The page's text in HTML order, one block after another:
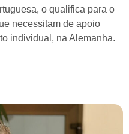
o qualifica para o
necessitam de apoio
individual, na Alemanha.